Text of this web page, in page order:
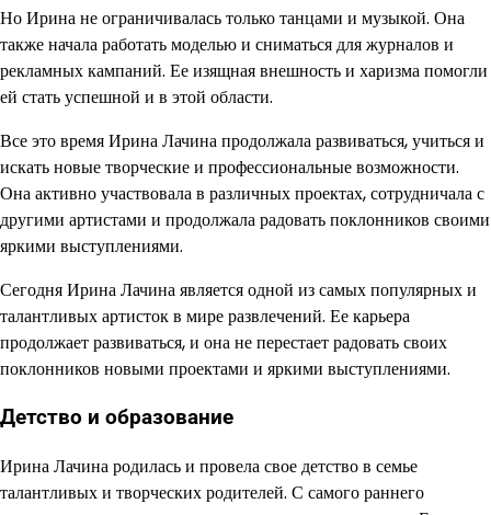
Но Ирина не ограничивалась только танцами и музыкой. Она
также начала работать моделью и сниматься для журналов и
рекламных кампаний. Ее изящная внешность и харизма помогли
ей стать успешной и в этой области.
Все это время Ирина Лачина продолжала развиваться, учиться и
искать новые творческие и профессиональные возможности.
Она активно участвовала в различных проектах, сотрудничала с
другими артистами и продолжала радовать поклонников своими
яркими выступлениями.
Сегодня Ирина Лачина является одной из самых популярных и
талантливых артисток в мире развлечений. Ее карьера
продолжает развиваться, и она не перестает радовать своих
поклонников новыми проектами и яркими выступлениями.
Детство и образование
Ирина Лачина родилась и провела свое детство в семье
талантливых и творческих родителей. С самого раннего